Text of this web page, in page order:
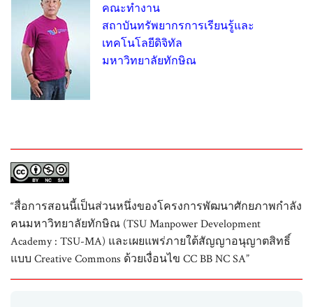
คณะทำงาน
สถาบันทรัพยากรการเรียนรู้และ
เทคโนโลยีดิจิทัล
มหาวิทยาลัยทักษิณ
“สื่อการสอนนี้เป็นส่วนหนึ่งของโครงการพัฒนาศักยภาพกำลัง
คนมหาวิทยาลัยทักษิณ (TSU Manpower Development
Academy : TSU-MA) และเผยแพร่ภายใต้สัญญาอนุญาตสิทธิ์
แบบ Creative Commons ด้วยเงื่อนไข CC BB NC SA”